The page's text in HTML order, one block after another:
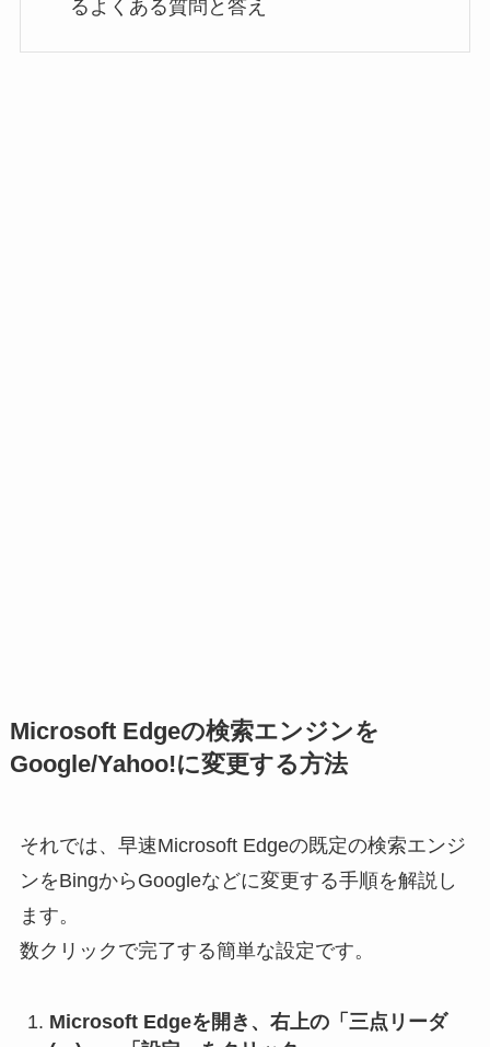
るよくある質問と答え
Microsoft Edgeの検索エンジンを
Google/Yahoo!に変更する方法
それでは、早速Microsoft Edgeの既定の検索エンジ
ンをBingからGoogleなどに変更する手順を解説し
ます。
数クリックで完了する簡単な設定です。
Microsoft Edgeを開き、右上の「三点リーダ